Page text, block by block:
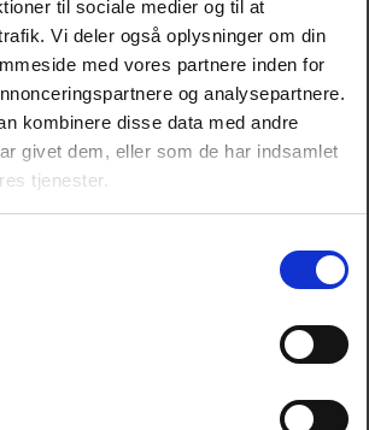
til sociale medier og til at
Vi deler også oplysninger om din
med vores partnere inden for
og analysepartnere.
kombinere disse data med andre
givet dem, eller som de har indsamlet
tjenester.
partner er klar med svar og
kompetent rådgivning
skal du vælge poda?